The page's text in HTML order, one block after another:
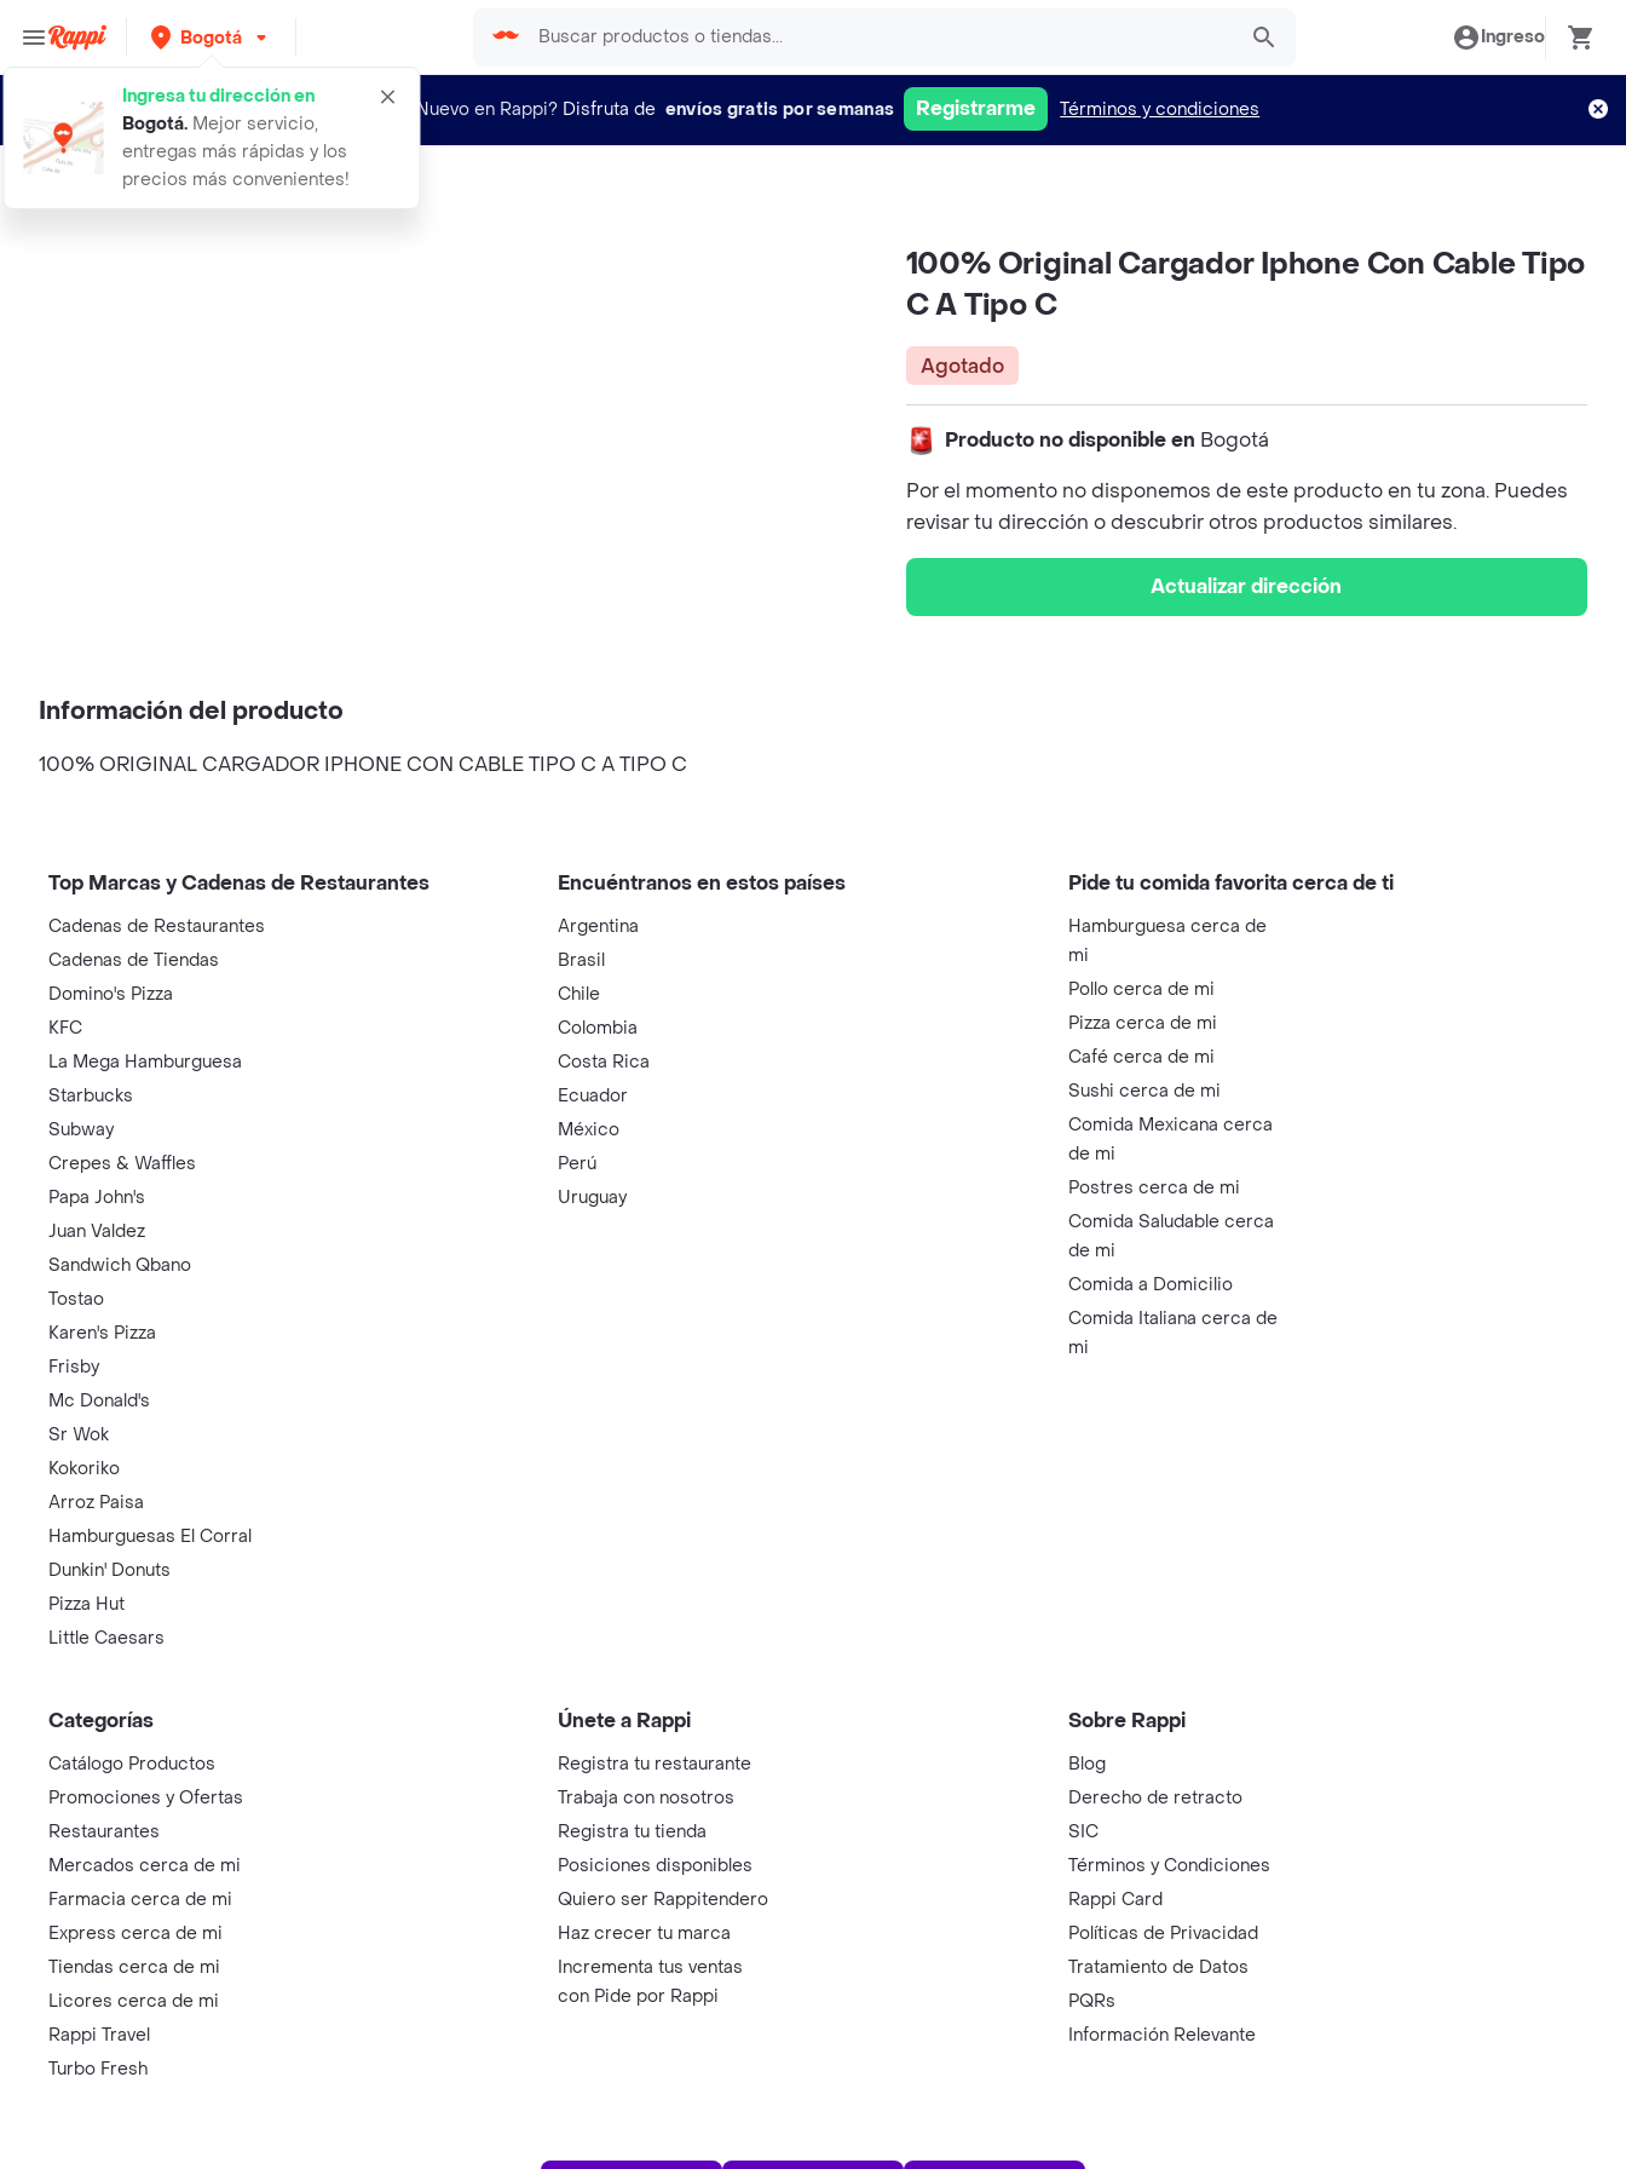
Bogotá
Ingresa tu dirección en
Bogotá. Mejor servicio,
entregas más rápidas y los
precios más convenientes!
Ingreso
¿Nuevo en Rappi? Disfruta de envíos gratis por semanas Registrarme Términos y condiciones
100por ciento original cargador iph
100% Original Cargador Iphone Con Cable Tipo
C A Tipo C
Agotado
Producto no disponible en Bogotá
Por el momento no disponemos de este producto en tu zona. Puedes
revisar tu dirección o descubrir otros productos similares.
Actualizar dirección
Información del producto
100% ORIGINAL CARGADOR IPHONE CON CABLE TIPO C A TIPO C
Top Marcas y Cadenas de Restaurantes
Cadenas de Restaurantes
Cadenas de Tiendas
Domino's Pizza
KFC
La Mega Hamburguesa
Starbucks
Subway
Crepes & Waffles
Papa John's
Juan Valdez
Sandwich Qbano
Tostao
Karen's Pizza
Frisby
Mc Donald's
Sr Wok
Kokoriko
Arroz Paisa
Hamburguesas El Corral
Dunkin' Donuts
Pizza Hut
Little Caesars
Encuéntranos en estos países
Argentina
Brasil
Chile
Colombia
Costa Rica
Ecuador
México
Perú
Uruguay
Pide tu comida favorita cerca de ti
Hamburguesa cerca de
mi
Pollo cerca de mi
Pizza cerca de mi
Café cerca de mi
Sushi cerca de mi
Comida Mexicana cerca
de mi
Postres cerca de mi
Comida Saludable cerca
de mi
Comida a Domicilio
Comida Italiana cerca de
mi
Categorías
Catálogo Productos
Promociones y Ofertas
Restaurantes
Mercados cerca de mi
Farmacia cerca de mi
Express cerca de mi
Tiendas cerca de mi
Licores cerca de mi
Rappi Travel
Turbo Fresh
Únete a Rappi
Registra tu restaurante
Trabaja con nosotros
Registra tu tienda
Posiciones disponibles
Quiero ser Rappitendero
Haz crecer tu marca
Incrementa tus ventas
con Pide por Rappi
Sobre Rappi
Blog
Derecho de retracto
SIC
Términos y Condiciones
Rappi Card
Políticas de Privacidad
Tratamiento de Datos
PQRs
Información Relevante